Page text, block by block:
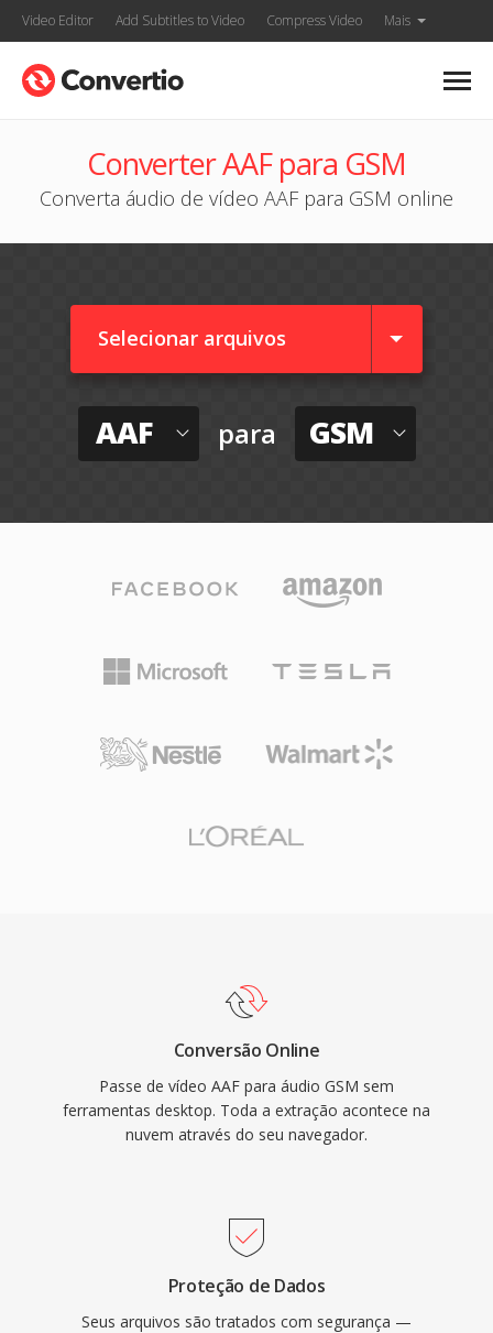
Video Editor Add Subtitles to Video Compress Video Mais
Converter AAF para GSM
Converta áudio de vídeo AAF para GSM online
Selecionar arquivos
AAF para GSM
Conversão Online
Passe de vídeo AAF para áudio GSM sem
ferramentas desktop. Toda a extração acontece na
nuvem através do seu navegador.
Proteção de Dados
Seus arquivos são tratados com segurança —